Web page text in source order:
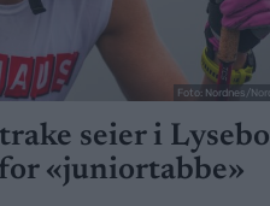
Foto: Nordnes/
seier i
«juniortabbe»